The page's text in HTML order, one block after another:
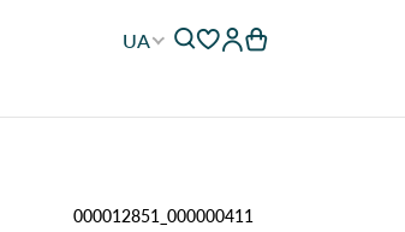
UA
000012851_000000411